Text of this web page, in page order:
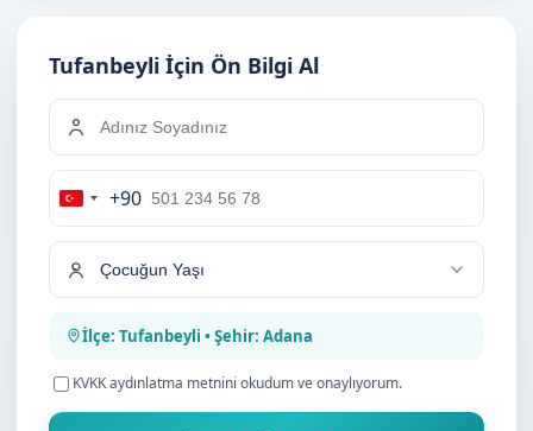
Tufanbeyli İçin Ön Bilgi Al
Turkey
+90
+90
İlçe: Tufanbeyli • Şehir: Adana
KVKK aydınlatma metnini okudum ve onaylıyorum.